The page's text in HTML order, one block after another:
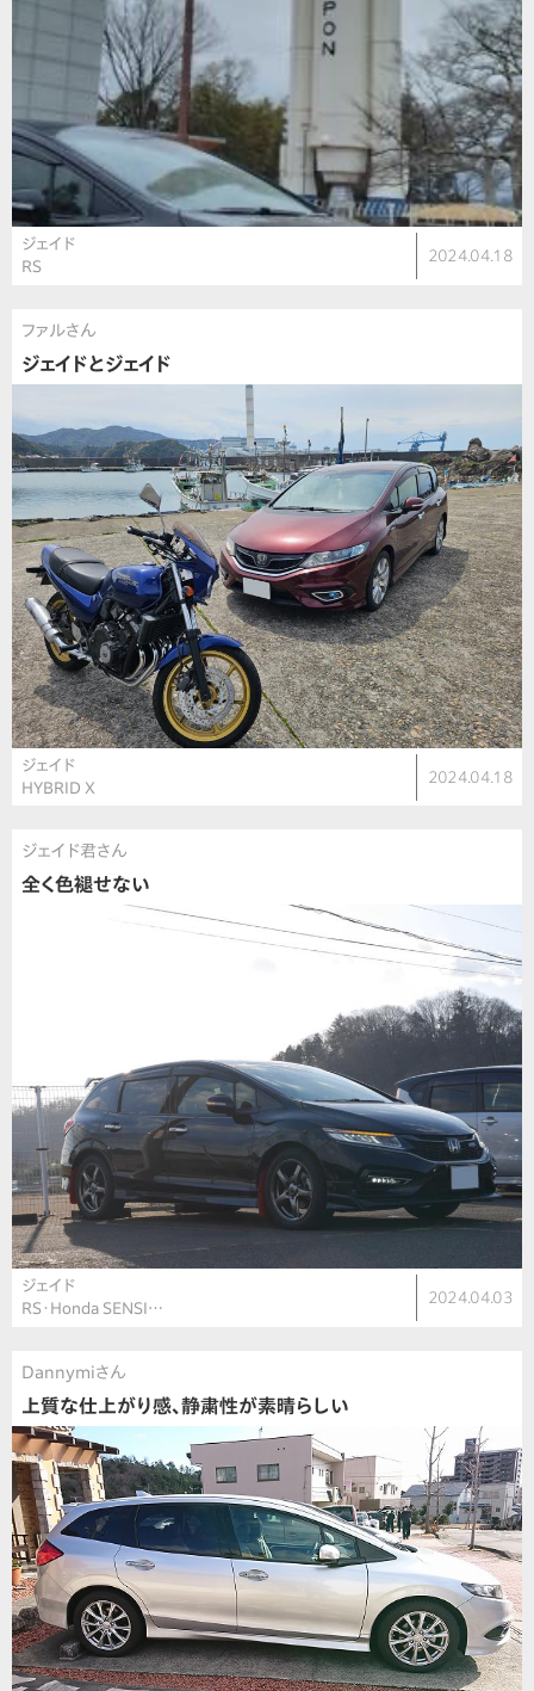
ジェイド
RS
2024.04.18
ファルさん
ジェイドとジェイド
ジェイド
HYBRID X
2024.04.18
ジェイド君さん
全く色褪せない
ジェイド
RS・Honda SENSI…
2024.04.03
Dannymiさん
上質な仕上がり感、静粛性が素晴らしい